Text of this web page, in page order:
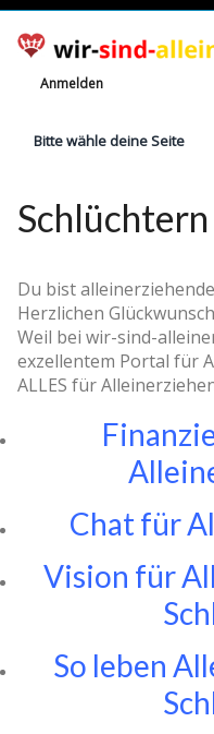
Anmelden
Bitte wähle deine Seite
Anzahl Alleinerziehende
Finanzielle Hilfe
Witze
Schlüchtern
Du bist
Herzlichen
Weil bei wir-sind-
exzellentem Portal für
ALLES für
Chat für
Vision für
So leben